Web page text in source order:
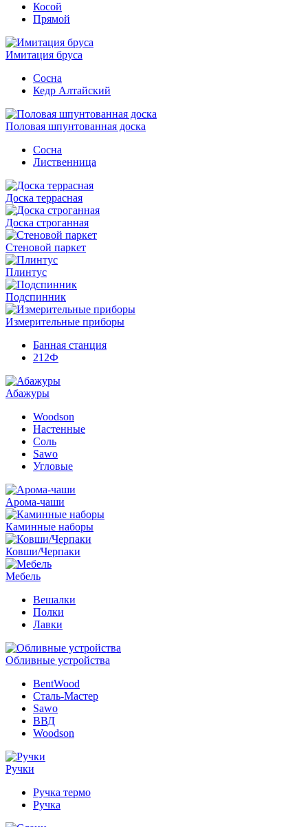
Косой
Прямой
Имитация бруса
Сосна
Кедр Алтайский
Половая шпунтованная доска
Сосна
Лиственница
Доска террасная
Доска строганная
Стеновой паркет
Плинтус
Подспинник
Измерительные приборы
Банная станция
212Ф
Абажуры
Woodson
Настенные
Соль
Sawo
Угловые
Арома-чаши
Каминные наборы
Ковши/Черпаки
Мебель
Вешалки
Полки
Лавки
Обливные устройства
BentWood
Сталь-Мастер
Sawo
ВВД
Woodson
Ручки
Ручка термо
Ручка